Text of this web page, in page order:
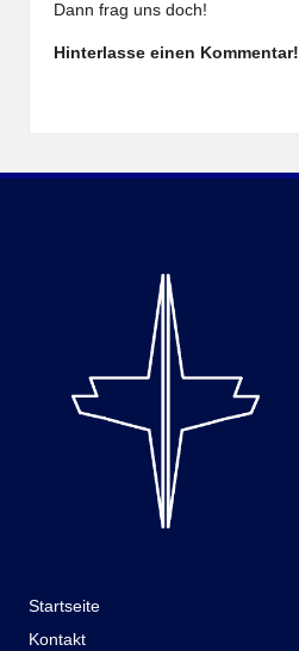
Dann frag uns doch!
Hinterlasse einen Kommentar!
Startseite
Kontakt